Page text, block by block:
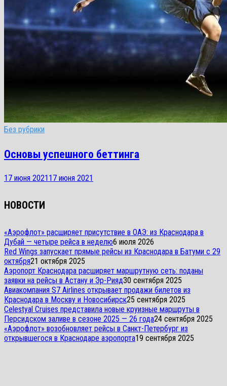
Без рубрики
Основы успешного беттинга
17 июня 202117 июня 2021
НОВОСТИ
«Аэрофлот» расширяет присутствие в ОАЭ: из Краснодара в
Дубай — четыре рейса в неделю6 июля 2026
Red Wings запускает прямые рейсы из Краснодара в Батуми с 29
октября21 октября 2025
Аэропорт Краснодара расширяет маршрутную сеть: поданы
заявки на рейсы в Астану и Эр-Рияд30 сентября 2025
Авиакомпания S7 Airlines открывает продажи билетов из
Краснодара в Москву и Новосибирск25 сентября 2025
Celestyal Cruises представила новые круизные маршруты в
Персидском заливе в сезоне 2025 — 26 года24 сентября 2025
«Аэрофлот» возобновляет рейсы в Санкт-Петербург из
открывшегося в Краснодаре аэропорта19 сентября 2025